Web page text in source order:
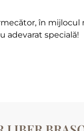
în
adevarat specială!